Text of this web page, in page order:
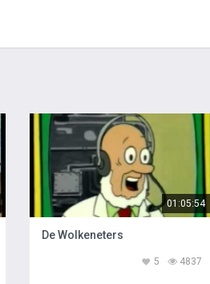
01:05:54
De Wolkeneters
4837
5